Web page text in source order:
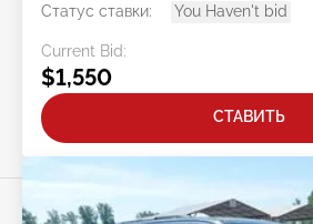
Статус ставки:
You Haven't bid
Current Bid:
$1,550
СТАВИТЬ